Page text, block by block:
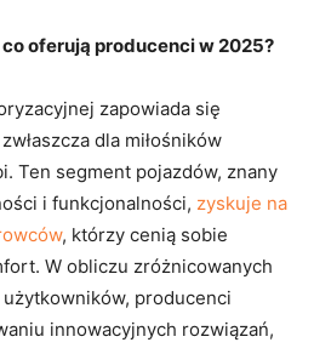
oferują producenci‍ w 2025?
⁢zapowiada się
dla miłośników
Ten segment pojazdów, znany
i funkcjonalności, zyskuje na
, którzy ‍cenią sobie
W obliczu zróżnicowanych
producenci
‌innowacyjnych rozwiązań,⁣